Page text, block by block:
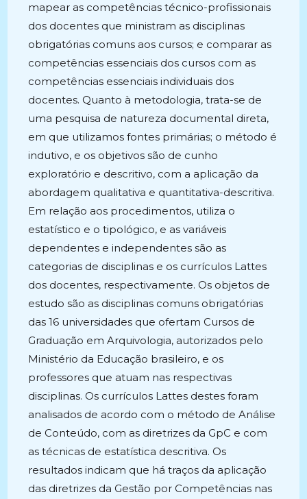
mapear as competências técnico-profissionais
dos docentes que ministram as disciplinas
obrigatórias comuns aos cursos; e comparar as
competências essenciais dos cursos com as
competências essenciais individuais dos
docentes. Quanto à metodologia, trata-se de
uma pesquisa de natureza documental direta,
em que utilizamos fontes primárias; o método é
indutivo, e os objetivos são de cunho
exploratório e descritivo, com a aplicação da
abordagem qualitativa e quantitativa-descritiva.
Em relação aos procedimentos, utiliza o
estatístico e o tipológico, e as variáveis
dependentes e independentes são as
categorias de disciplinas e os currículos Lattes
dos docentes, respectivamente. Os objetos de
estudo são as disciplinas comuns obrigatórias
das 16 universidades que ofertam Cursos de
Graduação em Arquivologia, autorizados pelo
Ministério da Educação brasileiro, e os
professores que atuam nas respectivas
disciplinas. Os currículos Lattes destes foram
analisados de acordo com o método de Análise
de Conteúdo, com as diretrizes da GpC e com
as técnicas de estatística descritiva. Os
resultados indicam que há traços da aplicação
das diretrizes da Gestão por Competências nas